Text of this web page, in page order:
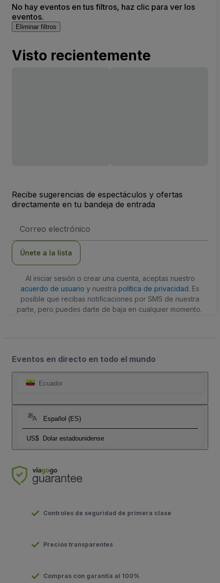
No hay eventos en tus filtros, haz clic para ver los
eventos.
Eliminar filtros
Visto recientemente
Recibe sugerencias de espectáculos y ofertas
directamente en tu bandeja de entrada
de
Únete a la lista
Al iniciar sesión o crear una cuenta, aceptas nuestro
acuerdo de usuario y nuestra política de privacidad. Es
posible que recibas notificaciones por SMS de nuestra
parte, pero puedes darte de baja en cualquier momento.
Eventos en directo en todo el mundo
Ecuador
Español (ES)
US$ Dolar estadounidense
Controles de seguridad de primera clase
Precios transparentes
Compras con garantía al 100%